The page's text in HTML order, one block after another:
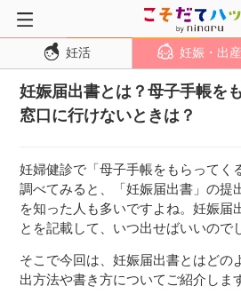
トップページ
妊活
妊娠・出産
妊娠初期
妊娠中期
出産
妊活 妊娠・出産
妊娠届出書とは？母子手帳を
窓口に行けないときは？
妊婦健診で「母子手帳をもらってく
調べてみると、「妊娠届出書」の提
を知った人も多いですよね。妊娠届
とを記載して、いつ出せばいいので
そこで今回は、妊娠届出書とはどの
出方法や書き方についてご紹介しま